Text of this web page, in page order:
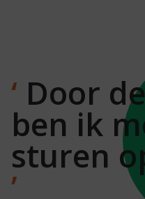
Door
ben ik
sturen